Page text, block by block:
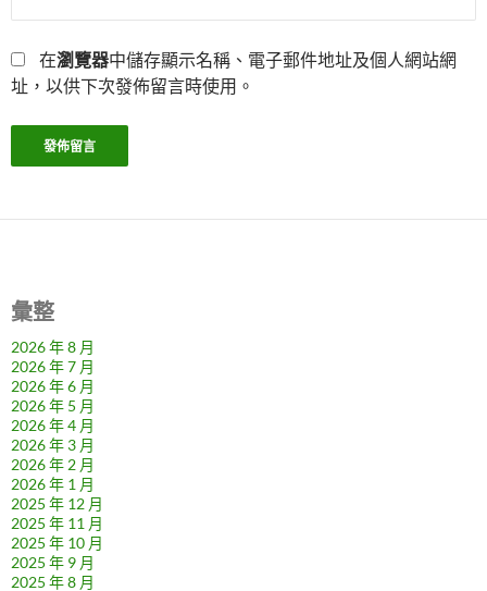
在瀏覽器中儲存顯示名稱、電子郵件地址及個人網站網
址，以供下次發佈留言時使用。
彙整
2026 年 8 月
2026 年 7 月
2026 年 6 月
2026 年 5 月
2026 年 4 月
2026 年 3 月
2026 年 2 月
2026 年 1 月
2025 年 12 月
2025 年 11 月
2025 年 10 月
2025 年 9 月
2025 年 8 月